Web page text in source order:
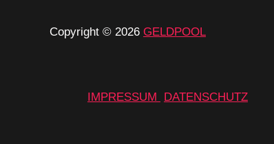
Copyright © 2026 GELDPOOL
IMPRESSUM DATENSCHUTZ